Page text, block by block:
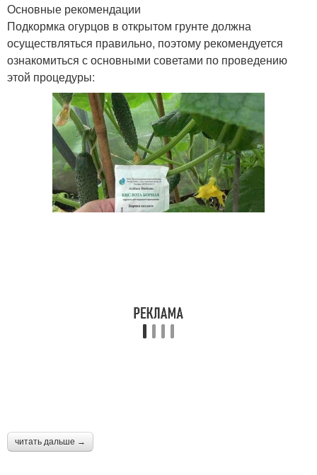
Основные рекомендации
Подкормка огурцов в открытом грунте должна
осуществляться правильно, поэтому рекомендуется
ознакомиться с основными советами по проведению
этой процедуры:
читать дальше →